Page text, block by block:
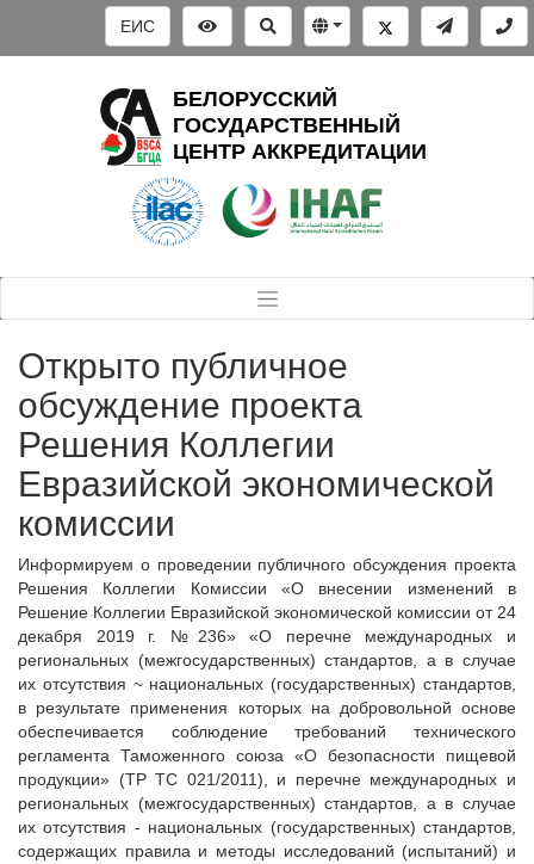
ЕИС
БЕЛОРУССКИЙ
ГОСУДАРСТВЕННЫЙ
ЦЕНТР АККРЕДИТАЦИИ
Открыто публичное
обсуждение проекта
Решения Коллегии
Евразийской экономической
комиссии
Информируем о проведении публичного обсуждения проекта
Решения Коллегии Комиссии «О внесении изменений в
Решение Коллегии Евразийской экономической комиссии от 24
декабря 2019 г. №236» «О перечне международных и
региональных (межгосударственных) стандартов, а в случае
их отсутствия ~ национальных (государственных) стандартов,
в результате применения которых на добровольной основе
обеспечивается соблюдение требований технического
регламента Таможенного союза «О безопасности пищевой
продукции» (ТР ТС 021/2011), и перечне международных и
региональных (межгосударственных) стандартов, а в случае
их отсутствия - национальных (государственных) стандартов,
содержащих правила и методы исследований (испытаний) и